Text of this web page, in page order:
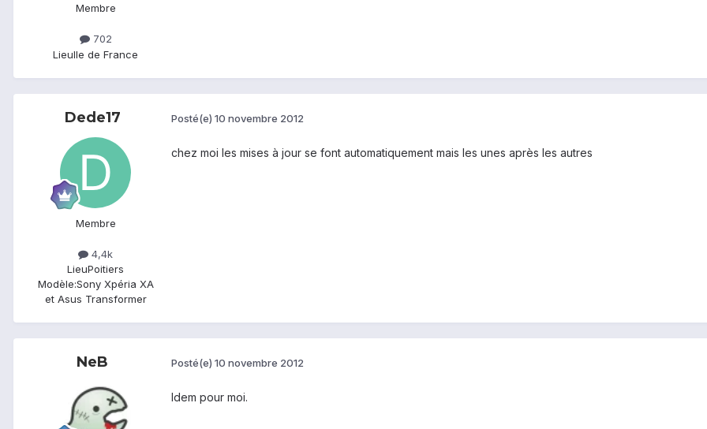
Membre
702
LieuIle de France
Dede17
Membre
4,4k
LieuPoitiers
Modèle:Sony Xpéria XA
et Asus Transformer
Posté(e) 10 novembre 2012
chez moi les mises à jour se font automatiquement mais les unes après les autres
NeB Posté(e) 10 novembre 2012
Idem pour moi.